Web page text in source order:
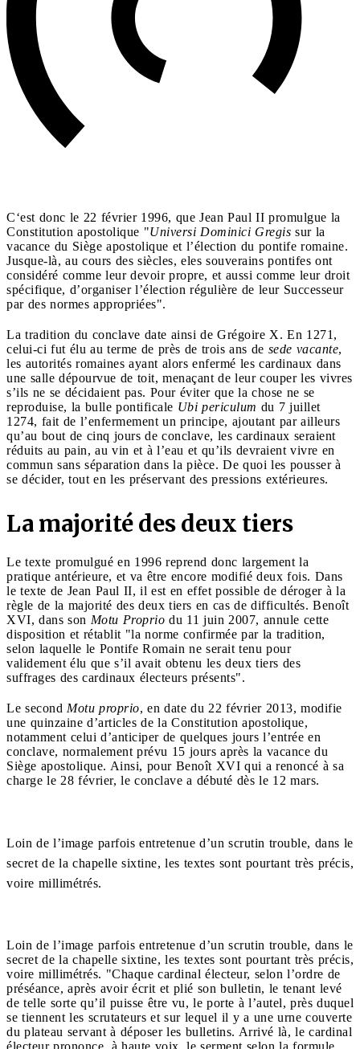
C‘est donc le 22 février 1996, que Jean Paul II promulgue la
Constitution apostolique "Universi Dominici Gregis sur la
vacance du Siège apostolique et l’élection du pontife romaine.
Jusque-là, au cours des siècles, eles souverains pontifes ont
considéré comme leur devoir propre, et aussi comme leur droit
spécifique, d’organiser l’élection régulière de leur Successeur
par des normes appropriées".
La tradition du conclave date ainsi de Grégoire X. En 1271,
celui-ci fut élu au terme de près de trois ans de sede vacante,
les autorités romaines ayant alors enfermé les cardinaux dans
une salle dépourvue de toit, menaçant de leur couper les vivres
s’ils ne se décidaient pas. Pour éviter que la chose ne se
reproduise, la bulle pontificale Ubi periculum du 7 juillet
1274, fait de l’enfermement un principe, ajoutant par ailleurs
qu’au bout de cinq jours de conclave, les cardinaux seraient
réduits au pain, au vin et à l’eau et qu’ils devraient vivre en
commun sans séparation dans la pièce. De quoi les pousser à
se décider, tout en les préservant des pressions extérieures.
La majorité des deux tiers
Le texte promulgué en 1996 reprend donc largement la
pratique antérieure, et va être encore modifié deux fois. Dans
le texte de Jean Paul II, il est en effet possible de déroger à la
règle de la majorité des deux tiers en cas de difficultés. Benoît
XVI, dans son Motu Proprio du 11 juin 2007, annule cette
disposition et rétablit "la norme confirmée par la tradition,
selon laquelle le Pontife Romain ne serait tenu pour
validement élu que s’il avait obtenu les deux tiers des
suffrages des cardinaux électeurs présents".
Le second Motu proprio, en date du 22 février 2013, modifie
une quinzaine d’articles de la Constitution apostolique,
notamment celui d’anticiper de quelques jours l’entrée en
conclave, normalement prévu 15 jours après la vacance du
Siège apostolique. Ainsi, pour Benoît XVI qui a renoncé à sa
charge le 28 février, le conclave a débuté dès le 12 mars.
Loin de l’image parfois entretenue d’un scrutin trouble, dans le
secret de la chapelle sixtine, les textes sont pourtant très précis,
voire millimétrés.
Loin de l’image parfois entretenue d’un scrutin trouble, dans le
secret de la chapelle sixtine, les textes sont pourtant très précis,
voire millimétrés. "Chaque cardinal électeur, selon l’ordre de
préséance, après avoir écrit et plié son bulletin, le tenant levé
de telle sorte qu’il puisse être vu, le porte à l’autel, près duquel
se tiennent les scrutateurs et sur lequel il y a une urne couverte
du plateau servant à déposer les bulletins. Arrivé là, le cardinal
électeur prononce, à haute voix, le serment selon la formule